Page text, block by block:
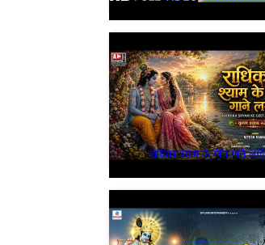
राधिका श्याम के गीत गाने लगी